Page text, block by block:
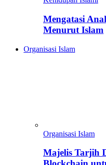
Mengatasi
Menurut Islam
Organisasi Islam
Organisasi Islam
Majelis Tarjih